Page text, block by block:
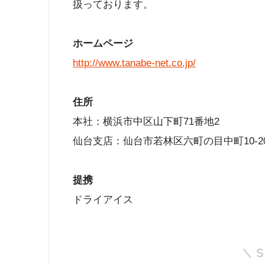
扱っております。
ホームページ
http://www.tanabe-net.co.jp/
住所
本社：横浜市中区山下町71番地2
仙台支店：仙台市若林区六町の目中町10-
提携
ドライアイス